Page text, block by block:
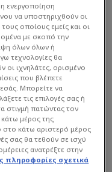
ενεργοποίηση
να υποστηριχθούν οι
οποίους εμείς και οι
με σκοπό την
όλων όλων ή
τεχνολογίες θα
οι ιχνηλάτες, ορισμένο
που βλέπετε
εσάς. Μπορείτε να
τις επιλογές σας ή
στιγμή πατώντας τον
μέρος της
στο κάτω αριστερό μέρος
σας θα τεθούν σε ισχύ
ανατρέξτε στην
πληροφορίες σχετικά